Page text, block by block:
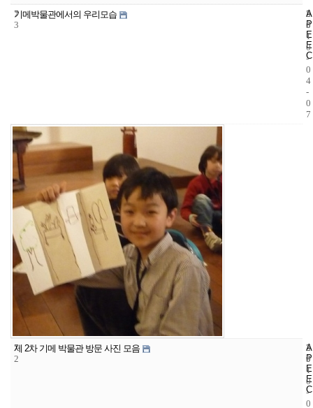
7
3
기메박물관에서의 우리모습
A
P
E
E
C
5
3
2
0
1
0
-
0
4
-
0
7
7
2
제 2차 기메 박물관 방문 사진 모음
A
P
E
E
C
3
9
2
0
1
0
-
0